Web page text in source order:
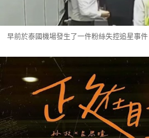
早前於泰國機場發生了一件粉絲失控追星事